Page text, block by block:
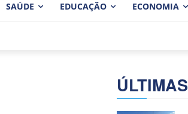
SAÚDE EDUCAÇÃO ECONOMIA
ÚLTIMAS